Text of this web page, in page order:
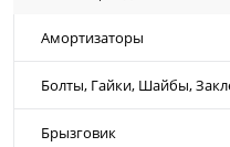
Амортизаторы
Болты, Гайки, Шайбы,
Брызговик